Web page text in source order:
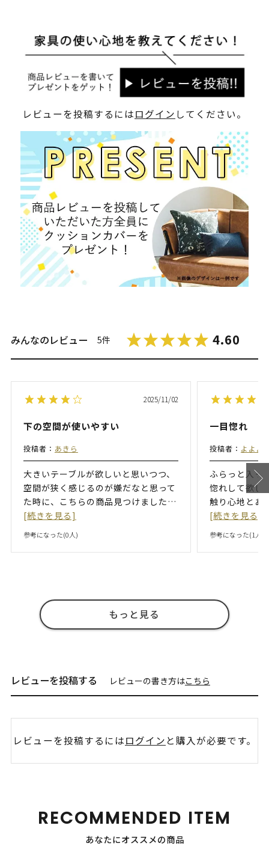
レビューを投稿するにはログイン してください。
みんなのレビュー 5件 4.60
2025/11/02
下の空間が使いやすい
投稿者： あきら
大きいテーブルが欲しいと思いつつ、
空間が狭く感じるのが嫌だなと思って
た時に、こちらの商品見つけました…
[続きを見る]
参考になった(0人)
一目惚れ
投稿者： よよよ
ふらっと入っ
惚れして欲し
触り心地とあ
[続きを見る]
参考になった(1人)
もっと見る
レビューを投稿する レビューの書き方はこちら
レビューを投稿するにはログイン と購入が必要です。
RECOMMENDED ITEM
あなたにオススメの商品